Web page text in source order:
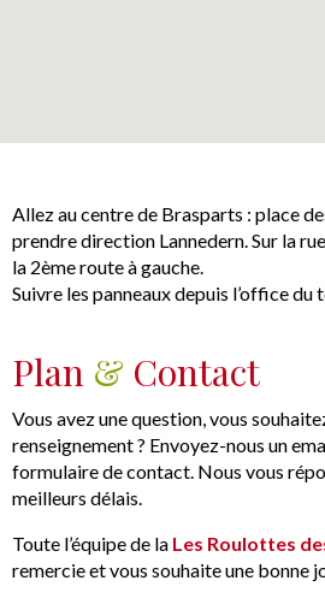
Allez au centre de Brasparts : place
prendre direction Lannedern. Sur la
la 2ème route à gauche.
Suivre les panneaux depuis l’office du
Plan & Contact
Vous avez une question, vous
renseignement ? Envoyez-nous un
formulaire de contact. Nous vous
meilleurs délais.
Toute l’équipe de la Les Roulottes
remercie et vous souhaite une bonne